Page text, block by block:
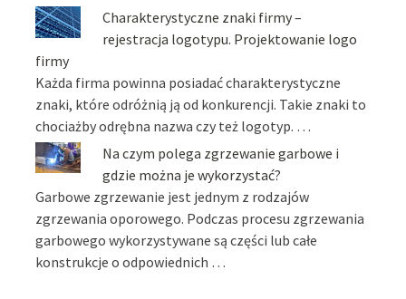
Charakterystyczne znaki firmy –
rejestracja logotypu. Projektowanie logo
firmy
Każda firma powinna posiadać charakterystyczne
znaki, które odróżnią ją od konkurencji. Takie znaki to
chociażby odrębna nazwa czy też logotyp. …
Na czym polega zgrzewanie garbowe i
gdzie można je wykorzystać?
Garbowe zgrzewanie jest jednym z rodzajów
zgrzewania oporowego. Podczas procesu zgrzewania
garbowego wykorzystywane są części lub całe
konstrukcje o odpowiednich …